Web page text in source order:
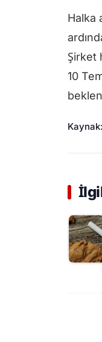
Halka
Şirket
10
Kaynak: